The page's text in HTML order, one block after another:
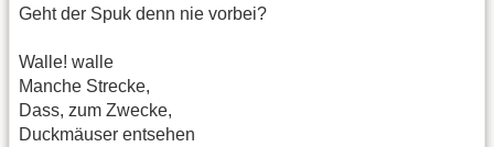
Geht der Spuk denn nie vorbei?
Walle! walle
Manche Strecke,
Dass, zum Zwecke,
Duckmäuser entsehen